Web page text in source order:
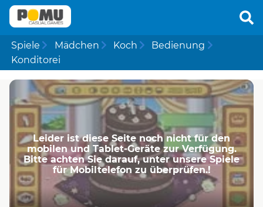
Spiele Mädchen Koch
Bedienung
Konditorei
Leider ist diese Seite noch nicht für den
mobilen und Tablet-Geräte zur Verfügung.
Bitte achten Sie darauf, unter unsere Spiele
für Mobiltelefon zu überprüfen.!